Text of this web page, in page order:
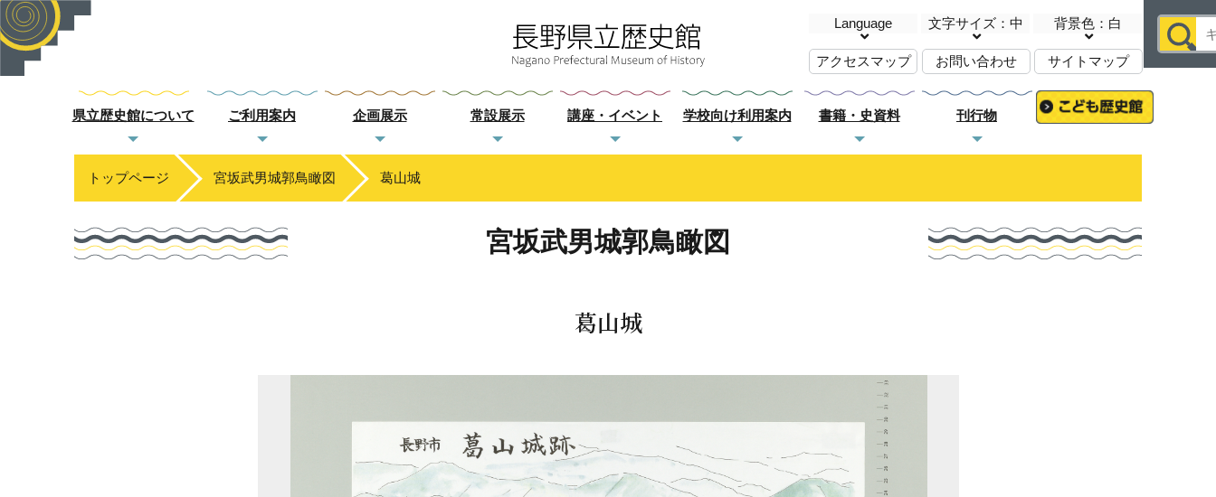
Language 文字サイズ：中 背景色：白
アクセスマップ お問い合わせ サイトマップ
県立歴史館について ご利用案内 企画展示 常設展示 講座・イベント 学校向け利用案内 書籍・史資料 刊行物
トップページ 宮坂武男城郭鳥瞰図 葛山城
宮坂武男城郭鳥瞰図
葛山城